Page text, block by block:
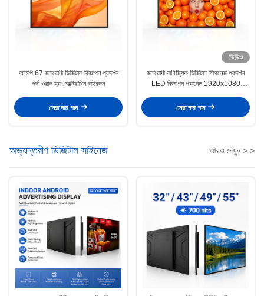
আইপি 67 জলরোধী ডিজিটাল বিজ্ঞাপন প্রদর্শন
পর্দা ওয়াল হ্যাং আল্ট্রাথিন বহিরঙ্গন
সেরা দাম পান
ভিডিও
জলরোধী বাণিজ্যিক ডিজিটাল সিগনেজ প্রদর্শন
LED বিজ্ঞাপন প্যানেল 1920x1080
সেরা দাম পান
অভ্যন্তরীণ ডিজিটাল সাইনেজ আরও দেখুন > >